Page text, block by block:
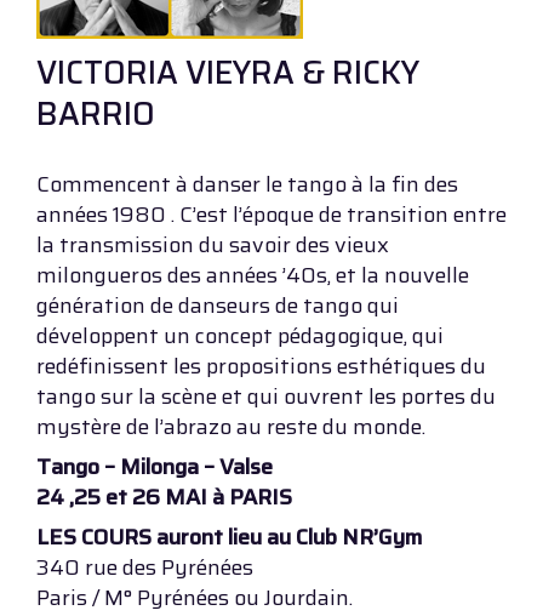
VICTORIA VIEYRA & RICKY
BARRIO
Commencent à danser le tango à la fin des
années 1980 . C’est l’époque de transition entre
la transmission du savoir des vieux
milongueros des années ’40s, et la nouvelle
génération de danseurs de tango qui
développent un concept pédagogique, qui
redéfinissent les propositions esthétiques du
tango sur la scène et qui ouvrent les portes du
mystère de l’abrazo au reste du monde.
Tango – Milonga – Valse
24 ,25 et 26 MAI à PARIS
LES COURS auront lieu au Club NR’Gym
340 rue des Pyrénées
Paris / M° Pyrénées ou Jourdain.